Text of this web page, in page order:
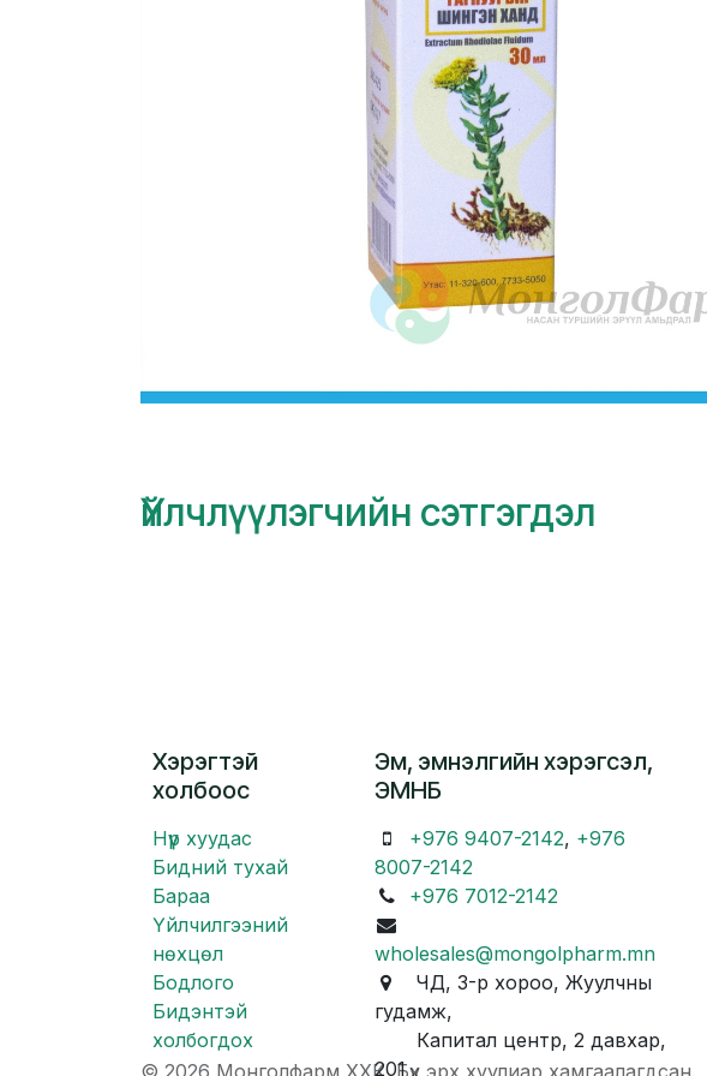
Үйлчлүүлэгчийн сэтгэгдэл
Хэрэгтэй
холбоос
Нүүр хуудас
Бидний тухай
Бараа
Үйлчилгээний
нөхцөл
Бодлого
Бидэнтэй
холбогдох
Эм, эмнэлгийн хэрэгсэл,
ЭМНБ
+976 9407-2142, +976
8007-2142
+976 7012-2142
wholesales@mongolpharm.mn
ЧД, 3-р хороо, Жуулчны
гудамж,
Капитал центр, 2 давхар,
201
© 2026 Монголфарм ХХК. Бүх эрх хуулиар хамгаалагдсан.